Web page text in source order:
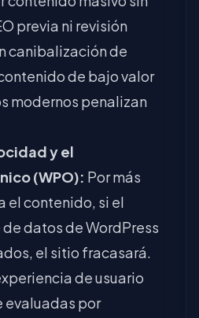
previa ni revisión
canibalización de
de bajo valor
modernos penalizan
y el
(WPO): Por más
el contenido, si el
datos de WordPress
el sitio fracasará.
de usuario
evaluadas por